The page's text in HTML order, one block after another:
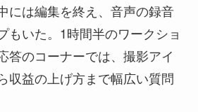
には編集を終え、音声の録音
もいた。1時間半のワークショ
答のコーナーでは、撮影アイ
収益の上げ方まで幅広い質問